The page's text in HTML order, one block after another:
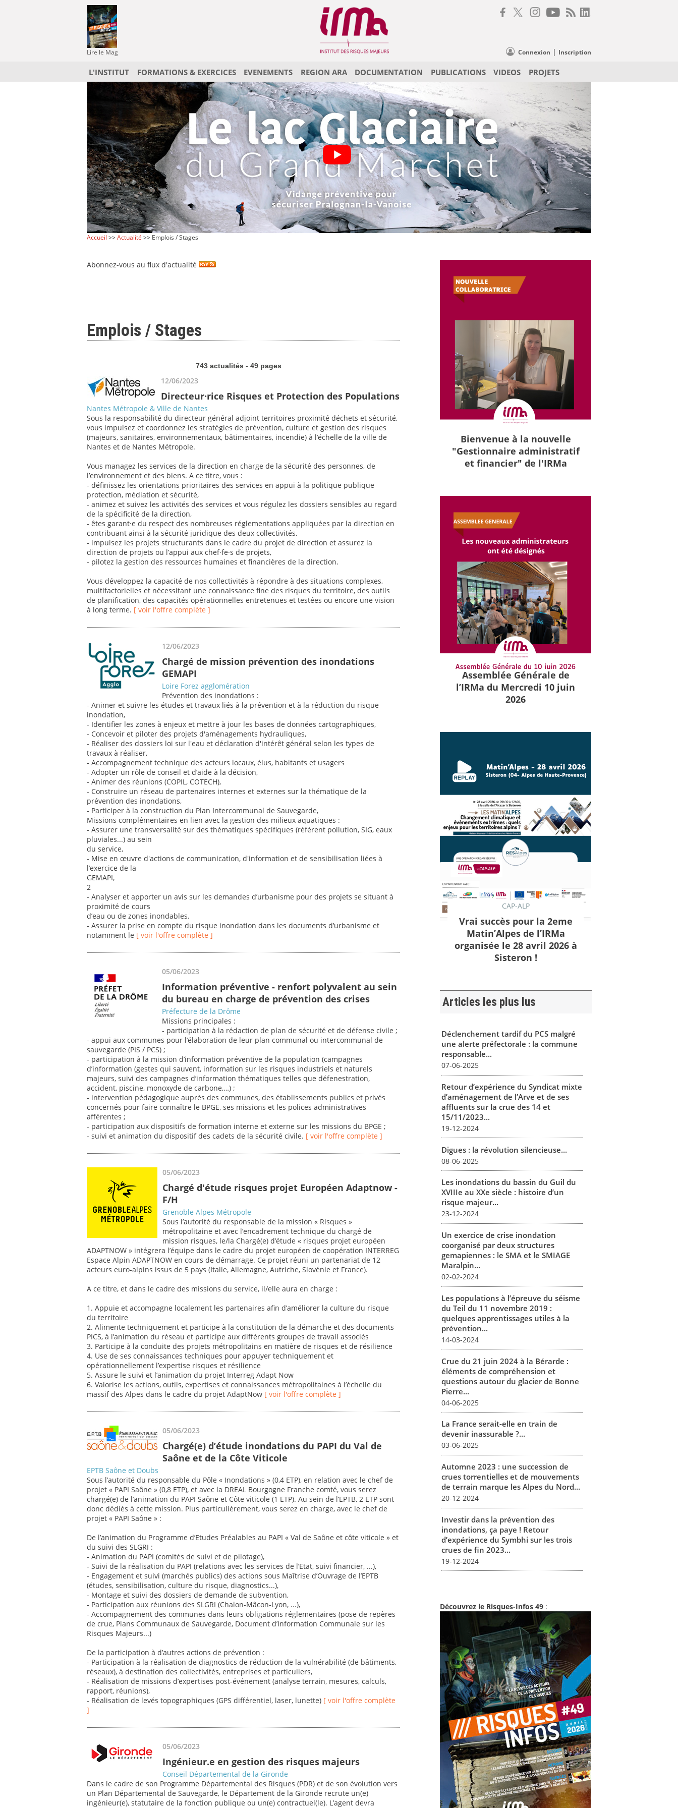
Lire le Mag Connexion | Inscription
L'INSTITUT FORMATIONS & EXERCICES EVENEMENTS REGION ARA DOCUMENTATION PUBLICATIONS VIDEOS PROJETS
Accueil >>Actualité >> Emplois / Stages
Abonnez-vous au flux d'actualité
Emplois / Stages
743 actualités - 49 pages
12/06/2023
Directeur·rice Risques et Protection des Populations
Nantes Métropole & Ville de Nantes
Sous la responsabilité du directeur général adjoint territoires proximité déchets et sécurité,
vous impulsez et coordonnez les stratégies de prévention, culture et gestion des risques
(majeurs, sanitaires, environnementaux, bâtimentaires, incendie) à l’échelle de la ville de
Nantes et de Nantes Métropole.
Vous managez les services de la direction en charge de la sécurité des personnes, de
l’environnement et des biens. A ce titre, vous :
- définissez les orientations prioritaires des services en appui à la politique publique
protection, médiation et sécurité,
- animez et suivez les activités des services et vous régulez les dossiers sensibles au regard
de la spécificité de la direction,
- êtes garant·e du respect des nombreuses réglementations appliquées par la direction en
contribuant ainsi à la sécurité juridique des deux collectivités,
- impulsez les projets structurants dans le cadre du projet de direction et assurez la
direction de projets ou l’appui aux chef·fe·s de projets,
- pilotez la gestion des ressources humaines et financières de la direction.
Vous développez la capacité de nos collectivités à répondre à des situations complexes,
multifactorielles et nécessitant une connaissance fine des risques du territoire, des outils
de planification, des capacités opérationnelles entretenues et testées ou encore une vision
à long terme. [ voir l'offre complète ]
12/06/2023
Chargé de mission prévention des inondations
GEMAPI
Loire Forez agglomération
Prévention des inondations :
- Animer et suivre les études et travaux liés à la prévention et à la réduction du risque
inondation,
- Identifier les zones à enjeux et mettre à jour les bases de données cartographiques,
- Concevoir et piloter des projets d'aménagements hydrauliques,
- Réaliser des dossiers loi sur l'eau et déclaration d'intérêt général selon les types de
travaux à réaliser,
- Accompagnement technique des acteurs locaux, élus, habitants et usagers
- Adopter un rôle de conseil et d’aide à la décision,
- Animer des réunions (COPIL, COTECH),
- Construire un réseau de partenaires internes et externes sur la thématique de la
prévention des inondations,
- Participer à la construction du Plan Intercommunal de Sauvegarde,
Missions complémentaires en lien avec la gestion des milieux aquatiques :
- Assurer une transversalité sur des thématiques spécifiques (référent pollution, SIG, eaux
pluviales...) au sein
du service,
- Mise en œuvre d'actions de communication, d'information et de sensibilisation liées à
l’exercice de la
GEMAPI,
2
- Analyser et apporter un avis sur les demandes d’urbanisme pour des projets se situant à
proximité de cours
d’eau ou de zones inondables.
- Assurer la prise en compte du risque inondation dans les documents d’urbanisme et
notamment le [ voir l'offre complète ]
05/06/2023
Information préventive - renfort polyvalent au sein
du bureau en charge de prévention des crises
Préfecture de la Drôme
Missions principales :
- participation à la rédaction de plan de sécurité et de défense civile ;
- appui aux communes pour l’élaboration de leur plan communal ou intercommunal de
sauvegarde (PIS / PCS) ;
- participation à la mission d’information préventive de la population (campagnes
d’information (gestes qui sauvent, information sur les risques industriels et naturels
majeurs, suivi des campagnes d’information thématiques telles que défenestration,
accident, piscine, monoxyde de carbone,…) ;
- intervention pédagogique auprès des communes, des établissements publics et privés
concernés pour faire connaître le BPGE, ses missions et les polices administratives
afférentes ;
- participation aux dispositifs de formation interne et externe sur les missions du BPGE ;
- suivi et animation du dispositif des cadets de la sécurité civile. [ voir l'offre complète ]
05/06/2023
Chargé d'étude risques projet Européen Adaptnow -
F/H
Grenoble Alpes Métropole
Sous l’autorité du responsable de la mission « Risques »
métropolitaine et avec l’encadrement technique du chargé de
mission risques, le/la Chargé(e) d’étude « risques projet européen
ADAPTNOW » intégrera l’équipe dans le cadre du projet européen de coopération INTERREG
Espace Alpin ADAPTNOW en cours de démarrage. Ce projet réuni un partenariat de 12
acteurs euro-alpins issus de 5 pays (Italie, Allemagne, Autriche, Slovénie et France).
A ce titre, et dans le cadre des missions du service, il/elle aura en charge :
1. Appuie et accompagne localement les partenaires afin d’améliorer la culture du risque
du territoire
2. Alimente techniquement et participe à la constitution de la démarche et des documents
PICS, à l’animation du réseau et participe aux différents groupes de travail associés
3. Participe à la conduite des projets métropolitains en matière de risques et de résilience
4. Use de ses connaissances techniques pour appuyer techniquement et
opérationnellement l’expertise risques et résilience
5. Assure le suivi et l’animation du projet Interreg Adapt Now
6. Valorise les actions, outils, expertises et connaissances métropolitaines à l’échelle du
massif des Alpes dans le cadre du projet AdaptNow [ voir l'offre complète ]
05/06/2023
Chargé(e) d’étude inondations du PAPI du Val de
Saône et de la Côte Viticole
EPTB Saône et Doubs
Sous l’autorité du responsable du Pôle « Inondations » (0,4 ETP), en relation avec le chef de
projet « PAPI Saône » (0,8 ETP), et avec la DREAL Bourgogne Franche comté, vous serez
chargé(e) de l’animation du PAPI Saône et Côte viticole (1 ETP). Au sein de l’EPTB, 2 ETP sont
donc dédiés à cette mission. Plus particulièrement, vous serez en charge, avec le chef de
projet « PAPI Saône » :
De l’animation du Programme d’Etudes Préalables au PAPI « Val de Saône et côte viticole » et
du suivi des SLGRI :
- Animation du PAPI (comités de suivi et de pilotage),
- Suivi de la réalisation du PAPI (relations avec les services de l’Etat, suivi financier, ...),
- Engagement et suivi (marchés publics) des actions sous Maîtrise d’Ouvrage de l’EPTB
(études, sensibilisation, culture du risque, diagnostics...),
- Montage et suivi des dossiers de demande de subvention,
- Participation aux réunions des SLGRI (Chalon-Mâcon-Lyon, ...),
- Accompagnement des communes dans leurs obligations réglementaires (pose de repères
de crue, Plans Communaux de Sauvegarde, Document d’Information Communale sur les
Risques Majeurs...)
De la participation à d’autres actions de prévention :
- Participation à la réalisation de diagnostics de réduction de la vulnérabilité (de bâtiments,
réseaux), à destination des collectivités, entreprises et particuliers,
- Réalisation de missions d’expertises post-événement (analyse terrain, mesures, calculs,
rapport, réunions),
- Réalisation de levés topographiques (GPS différentiel, laser, lunette) [ voir l'offre complète
]
05/06/2023
Ingénieur.e en gestion des risques majeurs
Conseil Départemental de la Gironde
Dans le cadre de son Programme Départemental des Risques (PDR) et de son évolution vers
un Plan Départemental de Sauvegarde, le Département de la Gironde recrute un(e)
ingénieur(e), statutaire de la fonction publique ou un(e) contractuel(le). L’agent devra
Bienvenue à la nouvelle
"Gestionnaire administratif
et financier" de l'IRMa
Assemblée Générale de
l’IRMa du Mercredi 10 juin
2026
CAP-ALP
Vrai succès pour la 2eme
Matin’Alpes de l’IRMa
organisée le 28 avril 2026 à
Sisteron !
Articles les plus lus
Déclenchement tardif du PCS malgré
une alerte préfectorale : la commune
responsable...
07-06-2025
Retour d’expérience du Syndicat mixte
d’aménagement de l’Arve et de ses
affluents sur la crue des 14 et
15/11/2023...
19-12-2024
Digues : la révolution silencieuse...
08-06-2025
Les inondations du bassin du Guil du
XVIIIe au XXe siècle : histoire d’un
risque majeur...
23-12-2024
Un exercice de crise inondation
coorganisé par deux structures
gemapiennes : le SMA et le SMIAGE
Maralpin...
02-02-2024
Les populations à l’épreuve du séisme
du Teil du 11 novembre 2019 :
quelques apprentissages utiles à la
prévention...
14-03-2024
Crue du 21 juin 2024 à la Bérarde :
éléments de compréhension et
questions autour du glacier de Bonne
Pierre...
04-06-2025
La France serait-elle en train de
devenir inassurable ?...
03-06-2025
Automne 2023 : une succession de
crues torrentielles et de mouvements
de terrain marque les Alpes du Nord...
20-12-2024
Investir dans la prévention des
inondations, ça paye ! Retour
d’expérience du Symbhi sur les trois
crues de fin 2023...
19-12-2024
Découvrez le Risques-Infos 49 :